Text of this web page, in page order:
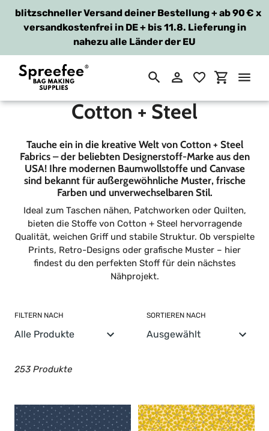
zum
blitzschneller Versand deiner Bestellung + ab 90 €
versandkostenfrei in DE + bis 11.8. Lieferung in
nahezu alle Länder der EU
x
SuchenEinloggen
S
a
m
m
l
u
n
Cotton + Steel
Tauche ein in die kreative Welt von Cotton + Steel
Fabrics – der beliebten Designerstoff-Marke aus den
USA! Ihre modernen Baumwollstoffe und Canvase
sind bekannt für außergewöhnliche Muster, frische
Farben und unverwechselbaren Stil.
Ideal zum Taschen nähen, Patchworken oder Quilten,
bieten die Stoffe von Cotton + Steel hervorragende
Qualität, weichen Griff und stabile Struktur. Ob verspielte
Prints, Retro-Designs oder grafische Muster – hier
findest du den perfekten Stoff für dein nächstes
Nähprojekt.
FILTERN NACH SORTIEREN NACH
253 Produkte